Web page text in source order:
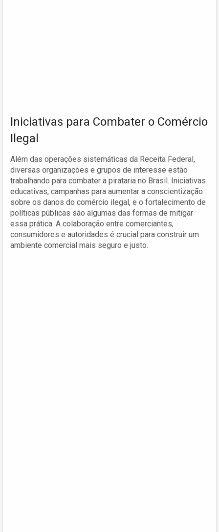
Iniciativas para Combater o Comércio
Ilegal
Além das operações sistemáticas da Receita Federal,
diversas organizações e grupos de interesse estão
trabalhando para combater a pirataria no Brasil. Iniciativas
educativas, campanhas para aumentar a conscientização
sobre os danos do comércio ilegal, e o fortalecimento de
políticas públicas são algumas das formas de mitigar
essa prática. A colaboração entre comerciantes,
consumidores e autoridades é crucial para construir um
ambiente comercial mais seguro e justo.